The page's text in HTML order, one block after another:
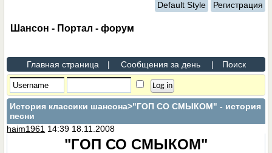
Default Style Регистрация
Шансон - Портал - форум
Главная страница | Сообщения за день | Поиск
История классики шансона>"ГОП СО СМЫКОМ" - история
песни
haim1961 14:39 18.11.2008
"ГОП СО СМЫКОМ"